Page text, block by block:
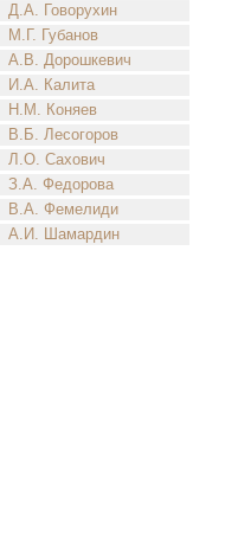
Д.А. Говорухин
М.Г. Губанов
А.В. Дорошкевич
И.А. Калита
Н.М. Коняев
В.Б. Лесогоров
Л.О. Сахович
З.А. Федорова
В.А. Фемелиди
А.И. Шамардин